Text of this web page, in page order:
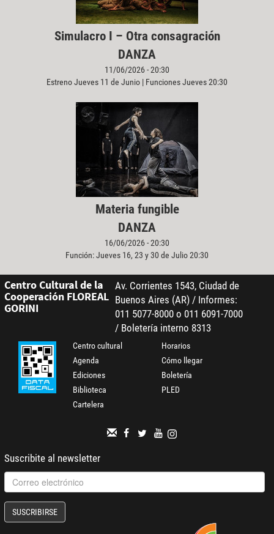
Simulacro I – Otra consagración
DANZA
11/06/2026 - 20:30
Estreno Jueves 11 de Junio | Funciones Jueves 20:30
Materia fungible
DANZA
16/06/2026 - 20:30
Función: Jueves 16, 23 y 30 de Julio 20:30
Centro Cultural de la
Cooperación FLOREAL
GORINI
Av. Corrientes 1543, Ciudad de
Buenos Aires (AR) / Informes:
011 5077-8000 o 011 6091-7000
/ Boletería interno 8313
Centro cultural
Agenda
Ediciones
Biblioteca
Cartelera
Horarios
Cómo llegar
Boletería
PLED
Suscribite al newsletter
SUSCRIBIRSE